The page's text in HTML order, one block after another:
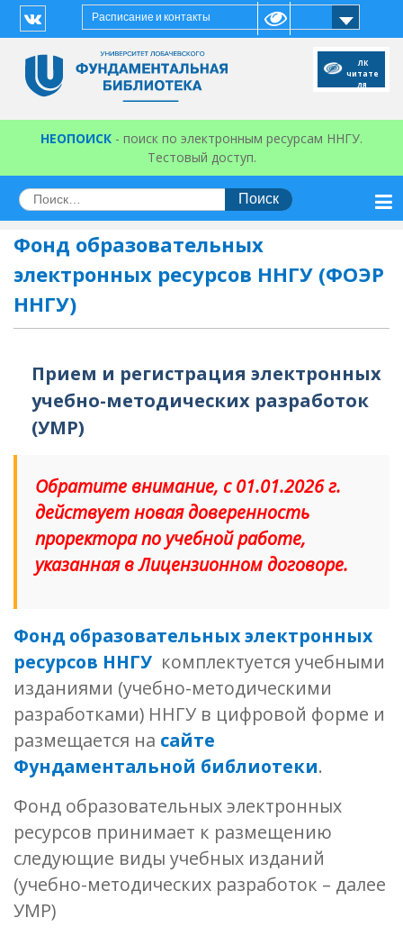
Перейти
Расписание и контакты
Vk
ЛК
читате
ля
НЕОПОИСК - поиск по электронным ресурсам ННГУ.
Тестовый доступ.
Искать:
Фонд образовательных
электронных ресурсов ННГУ (ФОЭР
ННГУ)
Прием и регистрация электронных
учебно-методических разработок
(УМР)
Обратите внимание, с 01.01.2026 г.
действует новая доверенность
проректора по учебной работе,
указанная в Лицензионном договоре.
Фонд образовательных электронных
ресурсов ННГУ комплектуется учебными
изданиями (учебно-методическими
разработками) ННГУ в цифровой форме и
размещается на сайте
Фундаментальной библиотеки.
Фонд образовательных электронных
ресурсов принимает к размещению
следующие виды учебных изданий
(учебно-методических разработок – далее
УМР)